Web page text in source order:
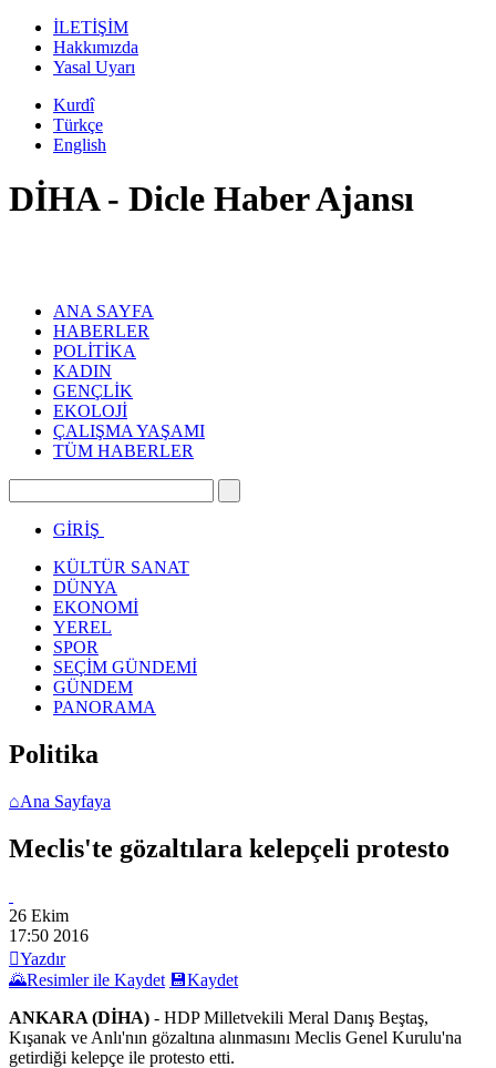
İLETİŞİM
Hakkımızda
Yasal Uyarı
Kurdî
Türkçe
English
DİHA - Dicle Haber Ajansı
ANA SAYFA
HABERLER
POLİTİKA
KADIN
GENÇLİK
EKOLOJİ
ÇALIŞMA YAŞAMI
TÜM HABERLER
GİRİŞ
KÜLTÜR SANAT
DÜNYA
EKONOMİ
YEREL
SPOR
SEÇİM GÜNDEMİ
GÜNDEM
PANORAMA
Politika
⌂Ana Sayfaya
Meclis'te gözaltılara kelepçeli protesto
26 Ekim
17:50 2016
Yazdır
🌄Resimler ile Kaydet 💾Kaydet
ANKARA (DİHA) - HDP Milletvekili Meral Danış Beştaş,
Kışanak ve Anlı'nın gözaltına alınmasını Meclis Genel Kurulu'na
getirdiği kelepçe ile protesto etti.